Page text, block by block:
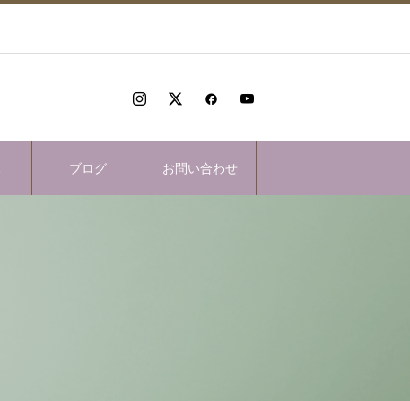
ブログ お問い合わせ